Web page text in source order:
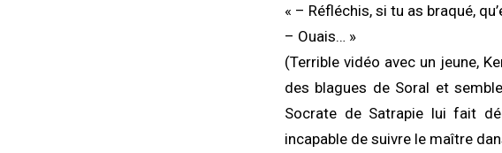
« – Réfléchis, si tu as braqué,
– Ouais… »
(Terrible vidéo avec un jeune,
des blagues de Soral et
Socrate de Satrapie lui fait
incapable de suivre le maître